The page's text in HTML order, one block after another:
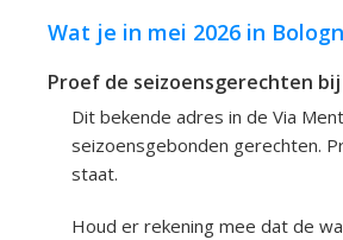
Wat je in mei 2026 in
Proef de seizoensgerechten
Dit bekende adres in de Via
seizoensgebonden gerechten.
staat.
Houd er rekening mee dat de